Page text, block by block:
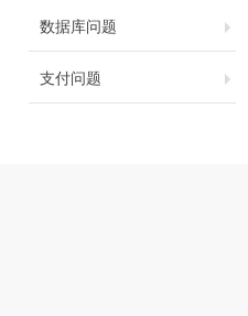
数据库问题
支付问题